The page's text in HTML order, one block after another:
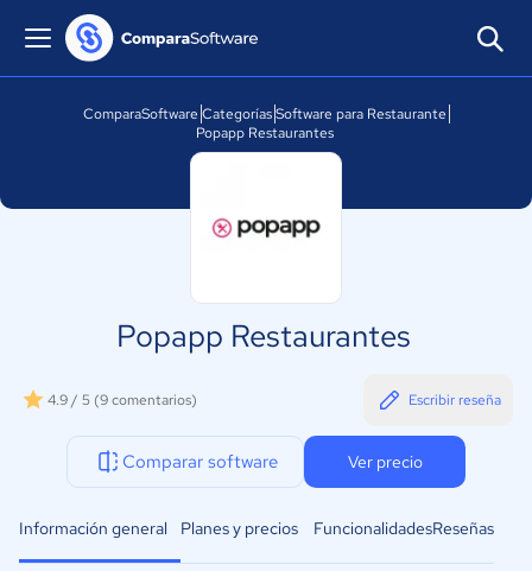
ComparaSoftware Categorías Software para Restaurante
Popapp Restaurantes
Popapp Restaurantes
4.9 / 5 (9 comentarios) Escribir reseña
Comparar software Ver precio
Información general Planes y precios FuncionalidadesReseñas